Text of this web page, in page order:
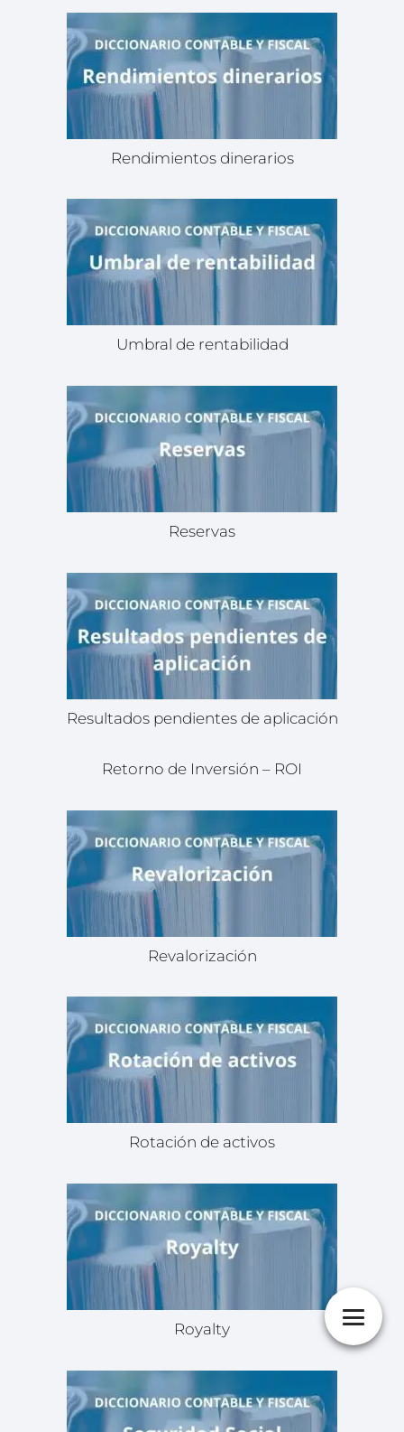
Rendimientos dinerarios
Umbral de rentabilidad
Reservas
Resultados pendientes de aplicación
Retorno de Inversión – ROI
Revalorización
Rotación de activos
Royalty